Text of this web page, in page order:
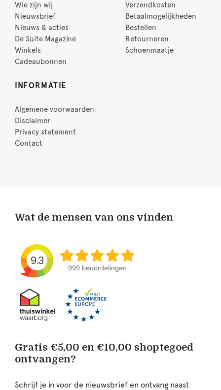
Wie zijn wij
Nieuwsbrief
Nieuws & acties
De Suite Magazine
Winkels
Cadeaubonnen
Verzendkosten
Betaalmogelijkheden
Bestellen
Retourneren
Schoenmaatje
INFORMATIE
Algemene voorwaarden
Disclaimer
Privacy statement
Contact
Wat de mensen van ons vinden
9.3
999 beoordelingen
Gratis €5,00 en €10,00 shoptegoed
ontvangen?
Schrijf je in voor de nieuwsbrief en ontvang naast